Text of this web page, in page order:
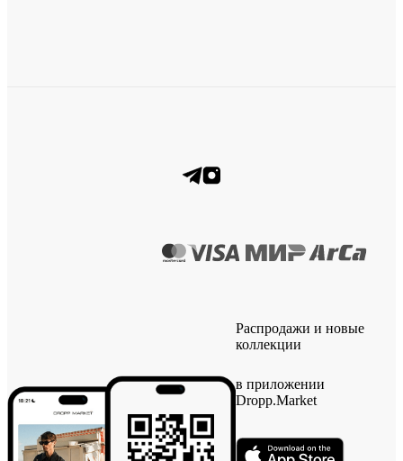
Распродажи и новые
коллекции
в приложении
Dropp.Market